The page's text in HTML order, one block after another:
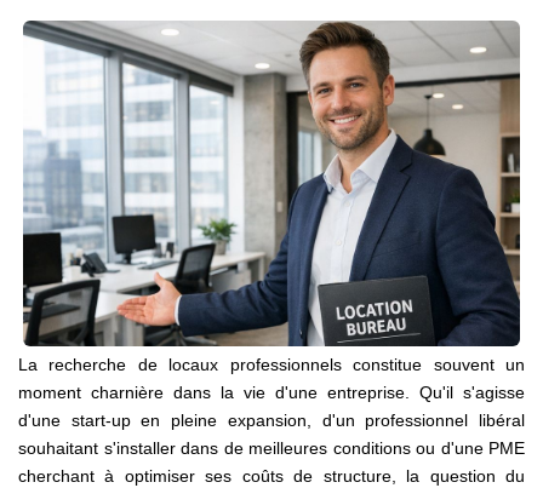
La recherche de locaux professionnels constitue souvent un
moment charnière dans la vie d'une entreprise. Qu'il s'agisse
d'une start-up en pleine expansion, d'un professionnel libéral
souhaitant s'installer dans de meilleures conditions ou d'une PME
cherchant à optimiser ses coûts de structure, la question du